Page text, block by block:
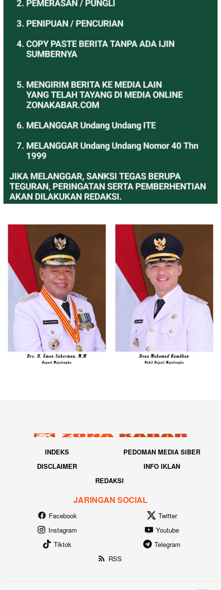
INDEKS
PEDOMAN MEDIA SIBER
DISCLAIMER
INFO IKLAN
REDAKSI
JARINGAN SOCIAL
Facebook
Twitter
Instagram
Youtube
Tiktok
Telegram
RSS